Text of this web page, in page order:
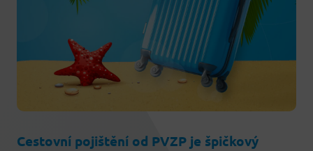
Cestovní pojištění od PVZP je špičkový